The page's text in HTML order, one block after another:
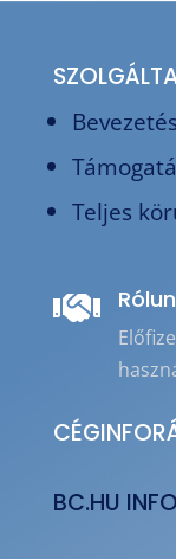
Teljes

BC.HU